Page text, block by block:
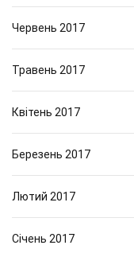
Червень 2017
Травень 2017
Квітень 2017
Березень 2017
Лютий 2017
Січень 2017